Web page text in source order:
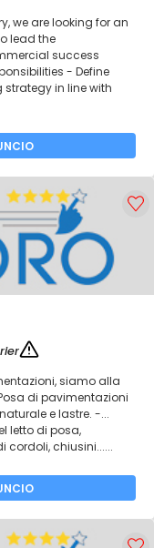
we are looking for an
lead the
success
- Define
in line with
siamo alla
di pavimentazioni
e lastre. -...
letto di posa,
cordoli, chiusini......